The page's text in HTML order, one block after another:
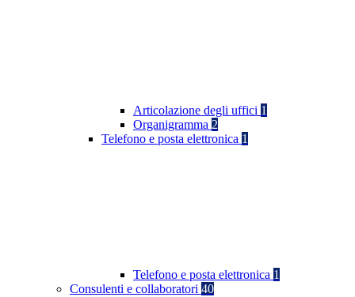
Articolazione degli uffici 1
Organigramma 2
Telefono e posta elettronica 1
Telefono e posta elettronica 1
Consulenti e collaboratori 40